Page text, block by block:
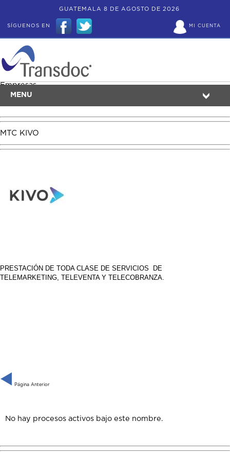
GUATEMALA 8 DE AGOSTO DE 2026
MI CUENTA
SÍGUENOS EN
MENU
Empresas
MTC KIVO
PRESTACIÓN DE TODA CLASE DE SERVICIOS DE
TELEMARKETING, TELEVENTA Y TELECOBRANZA.
Página Anterior
No hay procesos activos bajo este nombre.